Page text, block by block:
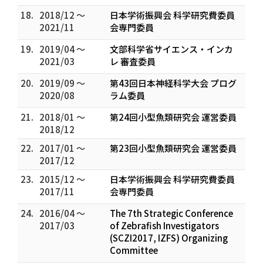
18. 2018/12 ～
2021/11
日本学術振興会 科学研究費委員
会専門委員
19. 2019/04 ～
2021/03
文部科学省サイエンス・インカ
レ 審査委員
20. 2019/09 ～
2020/08
第43回日本神経科学大会 プログ
ラム委員
21. 2018/01 ～
2018/12
第24回小型魚類研究会 運営委員
22. 2017/01 ～
2017/12
第23回小型魚類研究会 運営委員
23. 2015/12 ～
2017/11
日本学術振興会 科学研究費委員
会専門委員
24. 2016/04 ～
2017/03
The 7th Strategic Conference
of Zebrafish Investigators
(SCZI2017, IZFS) Organizing
Committee